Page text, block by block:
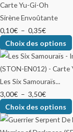
Sirène Envoûtante
0,10€ – 0,35€
Choix des options
Les Six Samouraïs...
3,00€ – 3,50€
Choix des options